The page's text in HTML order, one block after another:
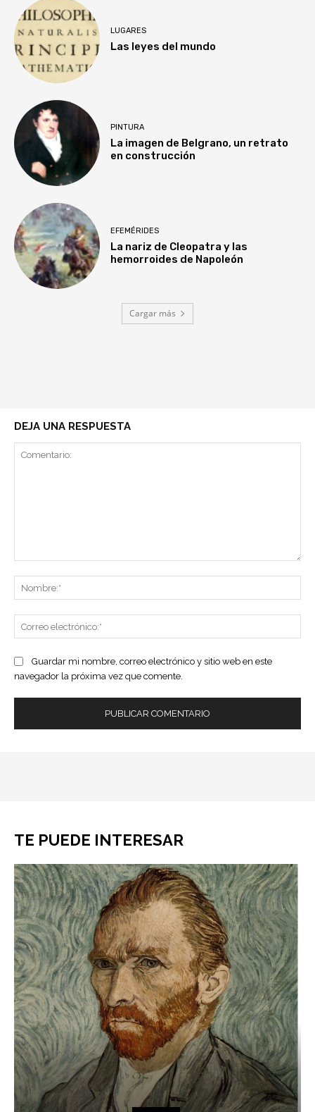
LUGARES
Las leyes del mundo
PINTURA
La imagen de Belgrano, un retrato
en construcción
EFEMÉRIDES
La nariz de Cleopatra y las
hemorroides de Napoleón
Cargar más
DEJA UNA RESPUESTA
Guardar mi nombre, correo electrónico y sitio web en este
navegador la próxima vez que comente.
TE PUEDE INTERESAR